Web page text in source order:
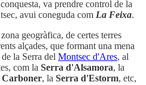
va prendre control de la
avui coneguda com La Feixa.
geogràfica, de certes terres
alçades, que formant una mena
la Serra del Montsec d'Ares, al
com la Serra d'Alsamora, la
Carboner, la Serra d'Estorm, etc,